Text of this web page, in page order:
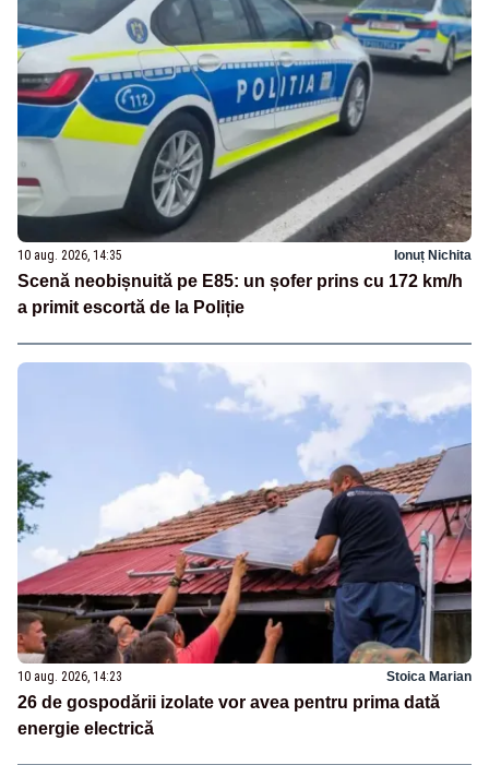
10 aug. 2026, 14:35 Ionuț Nichita
Scenă neobișnuită pe E85: un șofer prins cu 172 km/h
a primit escortă de la Poliție
10 aug. 2026, 14:23 Stoica Marian
26 de gospodării izolate vor avea pentru prima dată
energie electrică